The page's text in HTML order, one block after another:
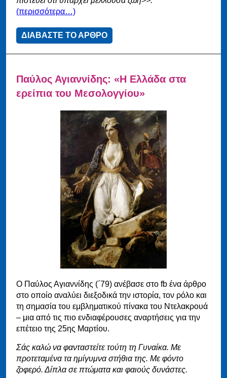
(περισσότερα…)
ΔΙΑΒΑΣΤΕ ΤΟ ΑΡΘΡΟ
Παύλος Αγιαννίδης: «Η Ελλάδα στα
ερείπια του Μεσολογγίου»
Ο Παύλος Αγιαννίδης (΄79) ανέβασε στο fb ένα άρθρο
στο οποίο αναλύει διεξοδικά την ιστορία, τον ρόλο και
τη σημασία του εμβληματικού πίνακα του Ντελακρουά
– μια από τις πιο ενδιαφέρουσες αναρτήσεις για την
επέτειο της 25ης Μαρτίου.
Σάς καλώ να φανταστείτε τούτη τη Γυναίκα. Με
προτεταμένα τα ημίγυμνα στήθια της. Με φόντο
ζοφερό. Δίπλα σε πτώματα και φαιούς δυνάστες.